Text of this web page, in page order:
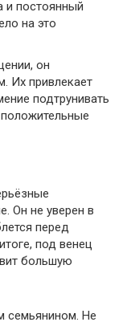
и постоянный
на это
он
Их привлекает
подтрунивать
Он не уверен в
перед
под венец
большую
семьянином. Не